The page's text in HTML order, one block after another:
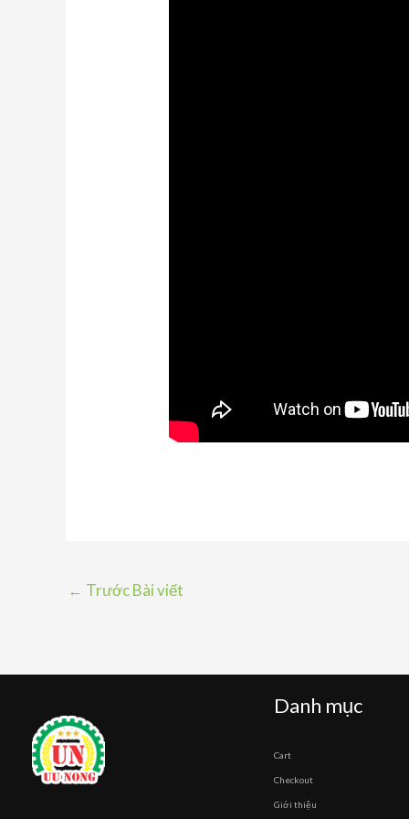
← Trước Bài viết
Danh mục
Cart
Checkout
Giới thiệu